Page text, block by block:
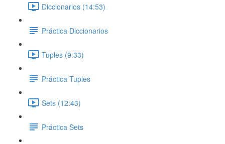
Diccionarios (14:53)
Práctica Diccionarios
Tuples (9:33)
Práctica Tuples
Sets (12:43)
Práctica Sets